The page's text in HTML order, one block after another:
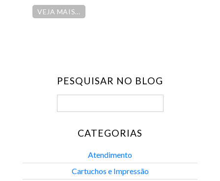
VEJA MAIS…
PESQUISAR NO BLOG
CATEGORIAS
Atendimento
Cartuchos e Impressão